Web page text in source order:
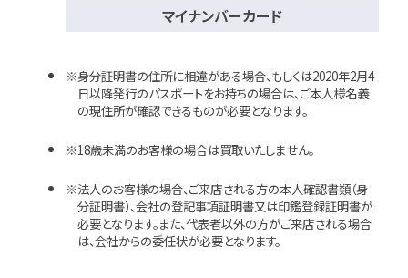
マイナンバーカード
身分証明書の住所に相違がある場合、もしくは2020年2月4
日以降発行のパスポートをお持ちの場合は、ご本人様名義
の現住所が確認できるものが必要となります。
18歳未満のお客様の場合は買取いたしません。
法人のお客様の場合、ご来店される方の本人確認書類（身
分証明書）、会社の登記事項証明書又は印鑑登録証明書が
必要となります。また、代表者以外の方がご来店される場合
は、会社からの委任状が必要となります。